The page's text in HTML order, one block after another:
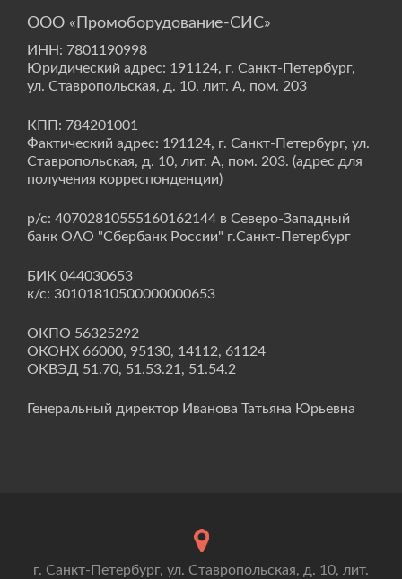
ООО «Промоборудование-СИС»
ИНН: 7801190998
Юридический адрес: 191124, г. Санкт-Петербург,
ул. Ставропольская, д. 10, лит. А, пом. 203
КПП: 784201001
Фактический адрес: 191124, г. Санкт-Петербург, ул.
Ставропольская, д. 10, лит. А, пом. 203. (адрес для
получения корреспонденции)
р/с: 40702810555160162144 в Северо-Западный
банк ОАО "Сбербанк России" г.Санкт-Петербург
БИК 044030653
к/с: 30101810500000000653
ОКПО 56325292
ОКОНХ 66000, 95130, 14112, 61124
ОКВЭД 51.70, 51.53.21, 51.54.2
Генеральный директор Иванова Татьяна Юрьевна
г. Санкт-Петербург, ул. Ставропольская, д. 10, лит.